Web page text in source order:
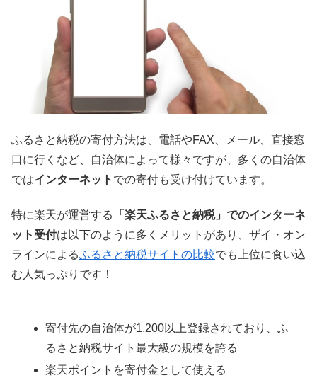
ふるさと納税の寄付方法は、電話やFAX、メール、直接窓
口に行くなど、自治体によって様々ですが、多くの自治体
ではインターネット での寄付も受け付けています。
特に楽天が運営する
「楽天ふるさと納税」でのインターネ
ット受付は以下のように多くメリットがあり、ザイ・オン
ラインによるふるさと納税サイトの比較でも上位に食い込
む人気っぷりです！
寄付先の自治体が1,200以上登録されており、ふ
るさと納税サイト最大級の規模を誇る
楽天ポイントを寄付金として使える